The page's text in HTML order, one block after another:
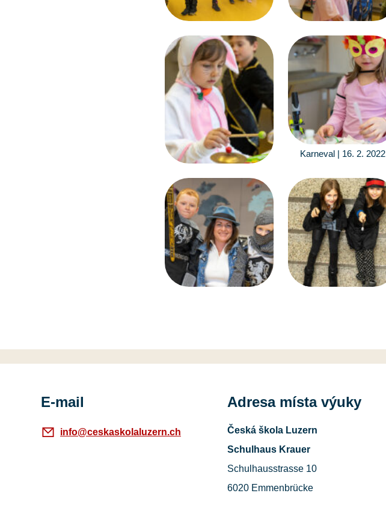
Karneval | 16. 2. 2022
E-mail
info@ceskaskolaluzern.ch
Adresa místa výuky
Česká škola Luzern
Schulhaus Krauer
Schulhausstrasse 10
6020 Emmenbrücke